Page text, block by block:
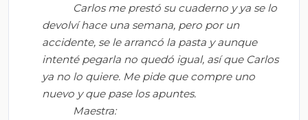
Carlos me prestó su cuaderno y ya se lo
devolví hace una semana, pero por un
accidente, se le arrancó la pasta y aunque
intenté pegarla no quedó igual, así que Carlos
ya no lo quiere. Me pide que compre uno
nuevo y que pase los apuntes.
Maestra: